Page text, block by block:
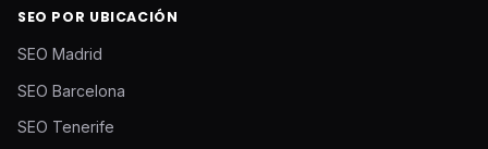
SEO POR UBICACIÓN
SEO Madrid
SEO Barcelona
SEO Tenerife